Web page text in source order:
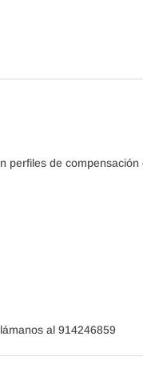
perfiles de compensación
al 914246859